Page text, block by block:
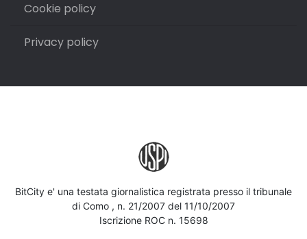
Cookie policy
Privacy policy
BitCity e' una testata giornalistica registrata presso il tribunale
di Como , n. 21/2007 del 11/10/2007
Iscrizione ROC n. 15698